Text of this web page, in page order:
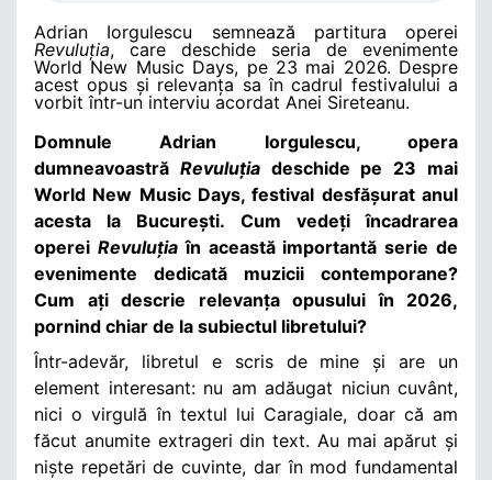
Adrian Iorgulescu semnează partitura operei
Revuluția, care deschide seria de evenimente
World New Music Days, pe 23 mai 2026. Despre
acest opus și relevanța sa în cadrul festivalului a
vorbit într-un interviu acordat Anei Sireteanu.
Domnule Adrian Iorgulescu, opera
dumneavoastră Revuluțiadeschide pe 23 mai
World New Music Days, festival desfășurat anul
acesta la București. Cum vedeți încadrarea
operei Revuluțiaîn această importantă serie de
evenimente dedicată muzicii contemporane?
Cum ați descrie relevanța opusului în 2026,
pornind chiar de la subiectul libretului?
Într-adevăr, libretul e scris de mine și are un
element interesant: nu am adăugat niciun cuvânt,
nici o virgulă în textul lui Caragiale, doar că am
făcut anumite extrageri din text. Au mai apărut și
niște repetări de cuvinte, dar în mod fundamental